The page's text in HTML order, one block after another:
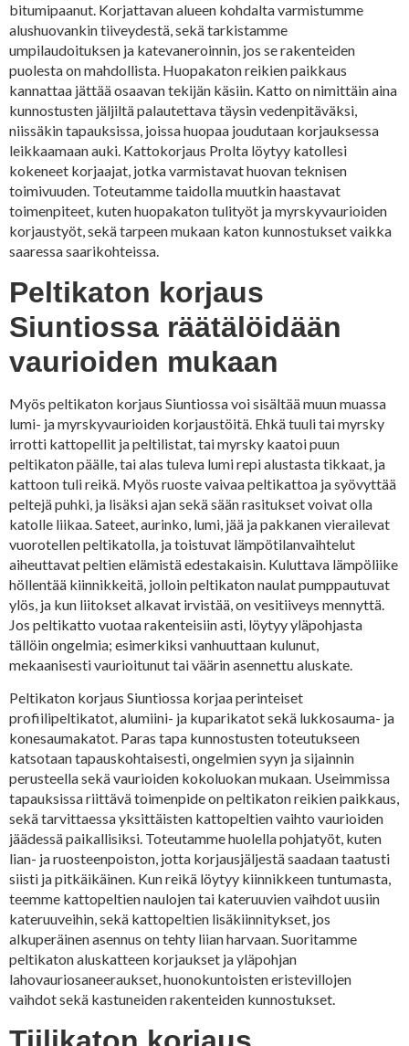
bitumipaanut. Korjattavan alueen kohdalta varmistumme
alushuovankin tiiveydestä, sekä tarkistamme
umpilaudoituksen ja katevaneroinnin, jos se rakenteiden
puolesta on mahdollista. Huopakaton reikien paikkaus
kannattaa jättää osaavan tekijän käsiin. Katto on nimittäin aina
kunnostusten jäljiltä palautettava täysin vedenpitäväksi,
niissäkin tapauksissa, joissa huopaa joudutaan korjauksessa
leikkaamaan auki. Kattokorjaus Prolta löytyy katollesi
kokeneet korjaajat, jotka varmistavat huovan teknisen
toimivuuden. Toteutamme taidolla muutkin haastavat
toimenpiteet, kuten huopakaton tulityöt ja myrskyvaurioiden
korjaustyöt, sekä tarpeen mukaan katon kunnostukset vaikka
saaressa saarikohteissa.
Peltikaton korjaus
Siuntiossa räätälöidään
vaurioiden mukaan
Myös peltikaton korjaus Siuntiossa voi sisältää muun muassa
lumi- ja myrskyvaurioiden korjaustöitä. Ehkä tuuli tai myrsky
irrotti kattopellit ja peltilistat, tai myrsky kaatoi puun
peltikaton päälle, tai alas tuleva lumi repi alustasta tikkaat, ja
kattoon tuli reikä. Myös ruoste vaivaa peltikattoa ja syövyttää
peltejä puhki, ja lisäksi ajan sekä sään rasitukset voivat olla
katolle liikaa. Sateet, aurinko, lumi, jää ja pakkanen vierailevat
vuorotellen peltikatolla, ja toistuvat lämpötilanvaihtelut
aiheuttavat peltien elämistä edestakaisin. Kuluttava lämpöliike
höllentää kiinnikkeitä, jolloin peltikaton naulat pumppautuvat
ylös, ja kun liitokset alkavat irvistää, on vesitiiveys mennyttä.
Jos peltikatto vuotaa rakenteisiin asti, löytyy yläpohjasta
tällöin ongelmia; esimerkiksi vanhuuttaan kulunut,
mekaanisesti vaurioitunut tai väärin asennettu aluskate.
Peltikaton korjaus Siuntiossa korjaa perinteiset
profiilipeltikatot, alumiini- ja kuparikatot sekä lukkosauma- ja
konesaumakatot. Paras tapa kunnostusten toteutukseen
katsotaan tapauskohtaisesti, ongelmien syyn ja sijainnin
perusteella sekä vaurioiden kokoluokan mukaan. Useimmissa
tapauksissa riittävä toimenpide on peltikaton reikien paikkaus,
sekä tarvittaessa yksittäisten kattopeltien vaihto vaurioiden
jäädessä paikallisiksi. Toteutamme huolella pohjatyöt, kuten
lian- ja ruosteenpoiston, jotta korjausjäljestä saadaan taatusti
siisti ja pitkäikäinen. Kun reikä löytyy kiinnikkeen tuntumasta,
teemme kattopeltien naulojen tai kateruuvien vaihdot uusiin
kateruuveihin, sekä kattopeltien lisäkiinnitykset, jos
alkuperäinen asennus on tehty liian harvaan. Suoritamme
peltikaton aluskatteen korjaukset ja yläpohjan
lahovauriosaneeraukset, huonokuntoisten eristevillojen
vaihdot sekä kastuneiden rakenteiden kunnostukset.